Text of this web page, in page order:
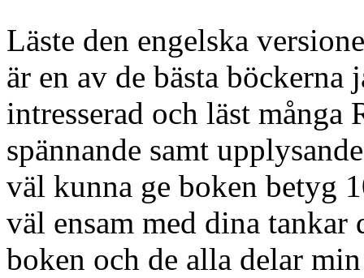
Läste den engelska
är en av de bästa
intresserad och läst många
spännande samt
väl kunna ge boken betyg
väl ensam med dina tankar
boken och de alla delar